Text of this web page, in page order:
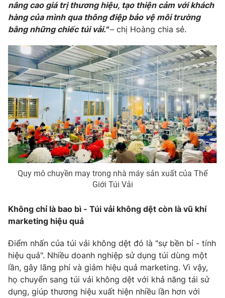
nâng cao giá trị thương hiệu, tạo thiện cảm với khách
hàng của mình qua thông điệp bảo vệ môi trường
bằng những chiếc túi vải."– chị Hoàng chia sẻ.
Quy mô chuyền may trong nhà máy sản xuất của Thế
Giới Túi Vải
Không chỉ là bao bì - Túi vải không dệt còn là vũ khí
marketing hiệu quả
Điểm nhấn của túi vải không dệt đó là "sự bền bỉ - tính
hiệu quả". Nhiều doanh nghiệp sử dụng túi dùng một
lần, gây lãng phí và giảm hiệu quả marketing. Vì vậy,
họ chuyển sang túi vải không dệt với khả năng tái sử
dụng, giúp thương hiệu xuất hiện nhiều lần hơn với